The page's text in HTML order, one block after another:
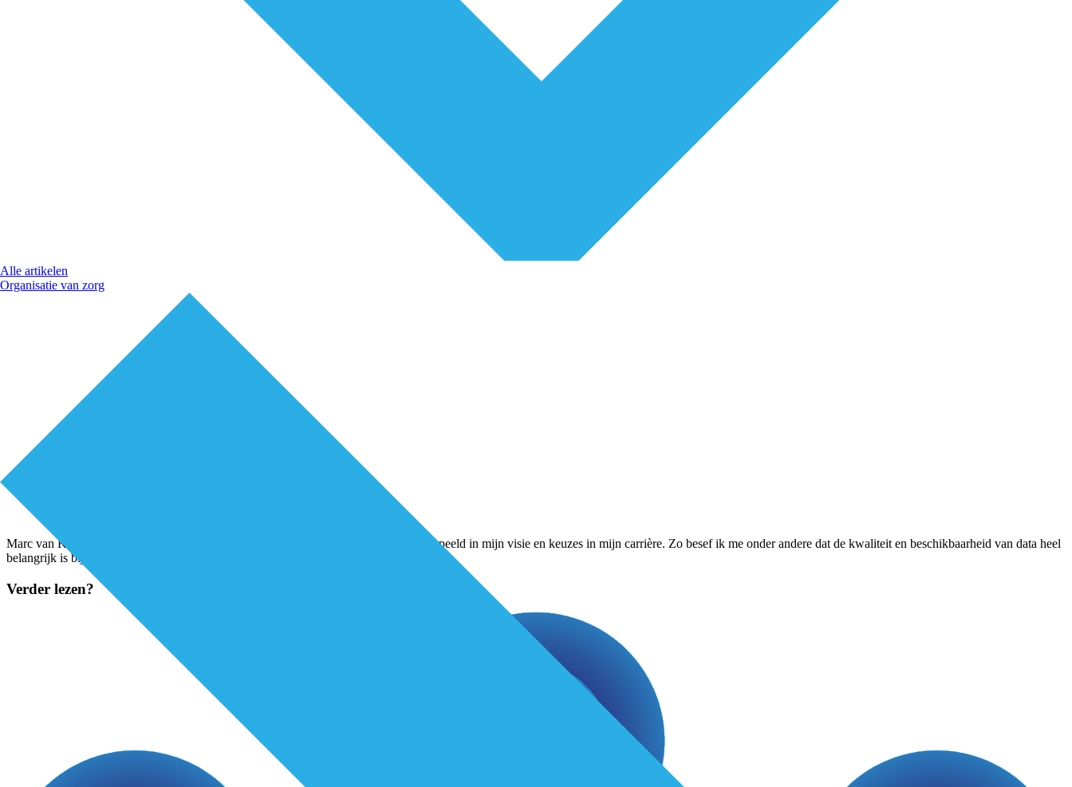
Alle artikelen
Organisatie van zorg
Marc van Kempen: “Mijn achtergrond als fysiotherapeut heeft bij mij altijd een rol gespeeld in mijn visie en keuzes in mijn carrière. Zo besef ik me onder andere dat de kwaliteit en beschikbaarheid van data heel
belangrijk is bij de kwaliteit van besluitvorming in de zorg. Ik zie Qualizorg dan
Verder lezen?